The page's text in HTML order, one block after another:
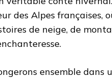
des Alpes françaises,
de neige, de
ensemble dans